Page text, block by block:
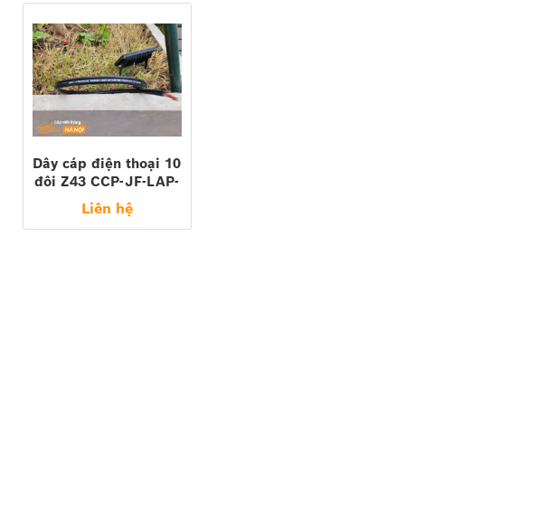
Dây cáp điện thoại 10
đôi Z43 CCP-JF-LAP-
SS (10x2x0.5mm)
Liên hệ